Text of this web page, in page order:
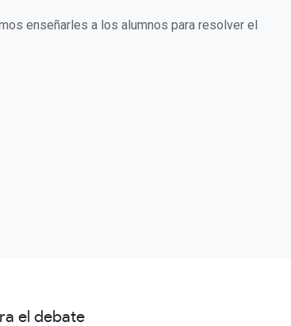
enseñarles a los alumnos para resolver el
el debate